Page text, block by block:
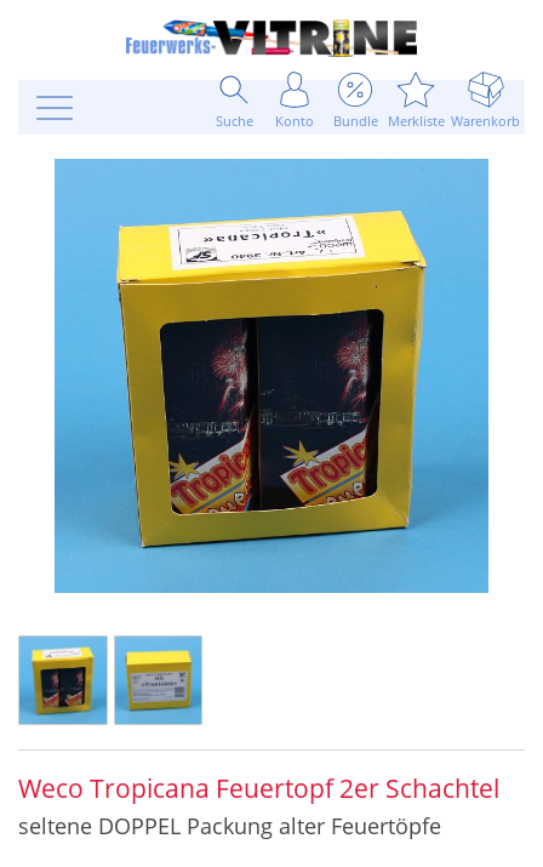
Suche Konto Bundle Merkliste Warenkorb
Weco Tropicana Feuertopf 2er Schachtel
seltene DOPPEL Packung alter Feuertöpfe